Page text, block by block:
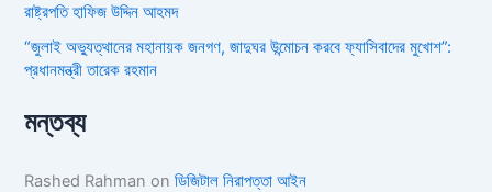
রাষ্ট্রপতি হাফিজ উদ্দিন আহমদ
“জুলাই অভ্যুত্থানের মহানায়ক জনগণ, জাদুঘর উন্মোচন করবে ফ্যাসিবাদের মুখোশ”:
প্রধানমন্ত্রী তারেক রহমান
মন্তব্য
Rashed Rahman onডিজিটাল নিরাপত্তা আইন